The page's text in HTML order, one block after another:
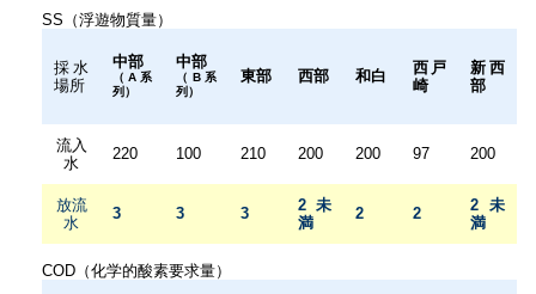
SS（浮遊物質量）
採水
場所
中部
（A系
列）
中部
（B系
列）
東部 西部 和白
西戸
崎
新西
部
流入
水
220 100 210 200 200 97 200
放流
水
3 3 3
2未
満
2 2
2未
満
COD（化学的酸素要求量）